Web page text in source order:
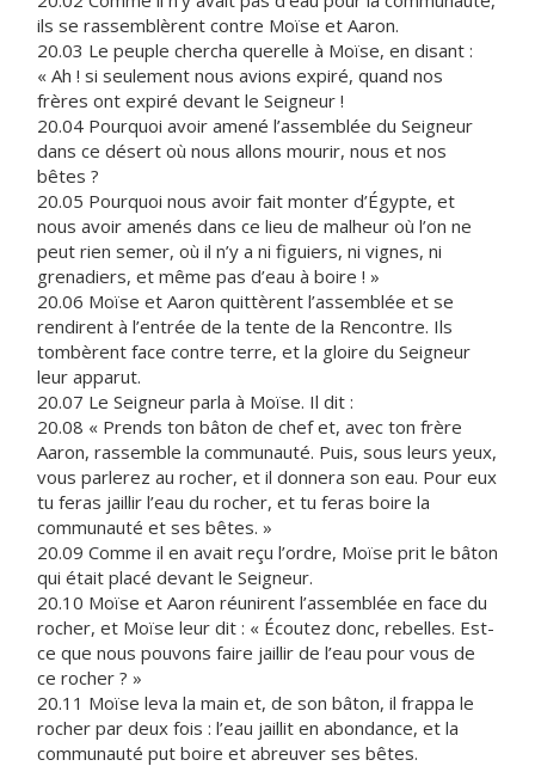
ils se rassemblèrent contre Moïse et Aaron.
20.03 Le peuple chercha querelle à Moïse, en disant :
« Ah ! si seulement nous avions expiré, quand nos
frères ont expiré devant le Seigneur !
20.04 Pourquoi avoir amené l’assemblée du Seigneur
dans ce désert où nous allons mourir, nous et nos
bêtes ?
20.05 Pourquoi nous avoir fait monter d’Égypte, et
nous avoir amenés dans ce lieu de malheur où l’on ne
peut rien semer, où il n’y a ni figuiers, ni vignes, ni
grenadiers, et même pas d’eau à boire ! »
20.06 Moïse et Aaron quittèrent l’assemblée et se
rendirent à l’entrée de la tente de la Rencontre. Ils
tombèrent face contre terre, et la gloire du Seigneur
leur apparut.
20.07 Le Seigneur parla à Moïse. Il dit :
20.08 « Prends ton bâton de chef et, avec ton frère
Aaron, rassemble la communauté. Puis, sous leurs yeux,
vous parlerez au rocher, et il donnera son eau. Pour eux
tu feras jaillir l’eau du rocher, et tu feras boire la
communauté et ses bêtes. »
20.09 Comme il en avait reçu l’ordre, Moïse prit le bâton
qui était placé devant le Seigneur.
20.10 Moïse et Aaron réunirent l’assemblée en face du
rocher, et Moïse leur dit : « Écoutez donc, rebelles. Est-
ce que nous pouvons faire jaillir de l’eau pour vous de
ce rocher ? »
20.11 Moïse leva la main et, de son bâton, il frappa le
rocher par deux fois : l’eau jaillit en abondance, et la
communauté put boire et abreuver ses bêtes.